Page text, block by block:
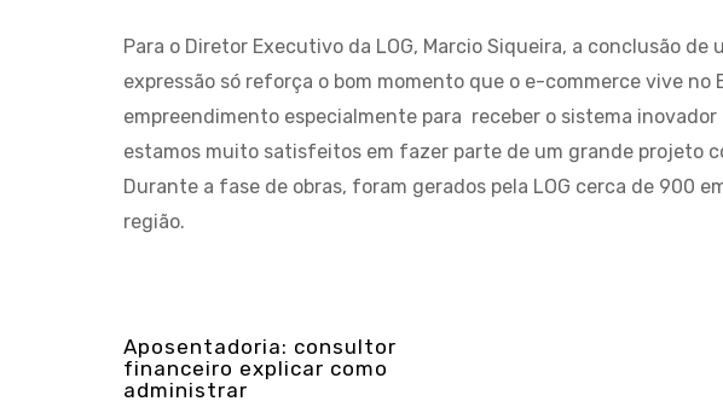
Para o Diretor Executivo da LOG, Marcio Siqueira, a conclusão
expressão só reforça o bom momento que o e-commerce vive no
empreendimento especialmente para receber o sistema
estamos muito satisfeitos em fazer parte de um grande projeto
Durante a fase de obras, foram gerados pela LOG cerca de 900
região.
Aposentadoria: consultor
financeiro explicar como
administrar